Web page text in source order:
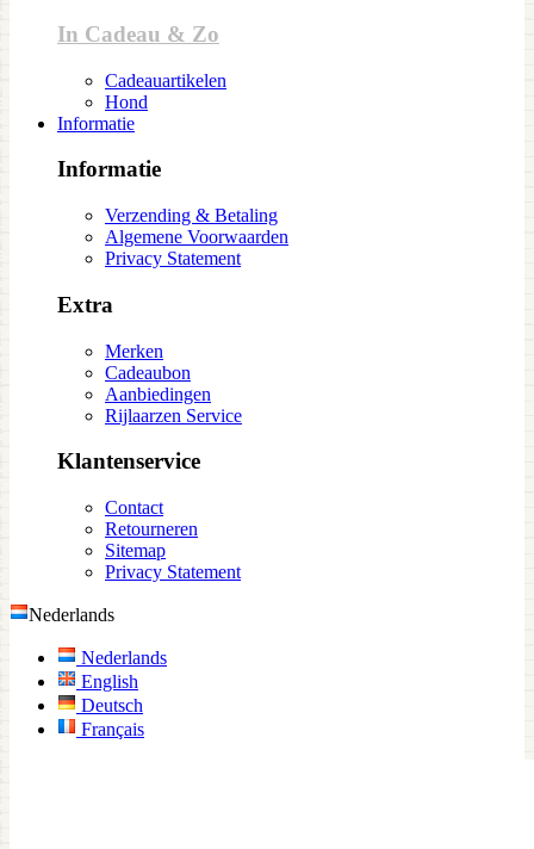
In Cadeau & Zo
Cadeauartikelen
Hond
Informatie
Informatie
Verzending & Betaling
Algemene Voorwaarden
Privacy Statement
Extra
Merken
Cadeaubon
Aanbiedingen
Rijlaarzen Service
Klantenservice
Contact
Retourneren
Sitemap
Privacy Statement
Nederlands
Nederlands
English
Deutsch
Français